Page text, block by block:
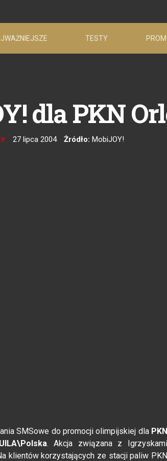
TESTY
dla PKN
27 lipca 2004 Żródło: MobiJOY!
SMSowe do promocji olimpijskiej dla PKN
. Akcja związana z Igrzyskami
klientów korzystających ze stacji paliw PKN